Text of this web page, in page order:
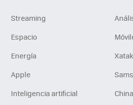
Streaming
Espacio
Energía
Apple
Inteligencia artificial
China